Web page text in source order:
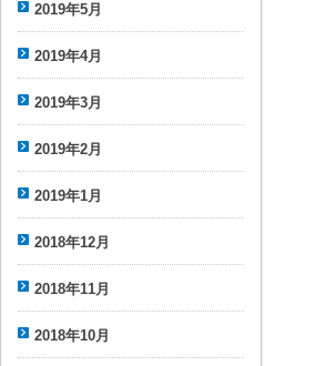
2019年5月
2019年4月
2019年3月
2019年2月
2019年1月
2018年12月
2018年11月
2018年10月